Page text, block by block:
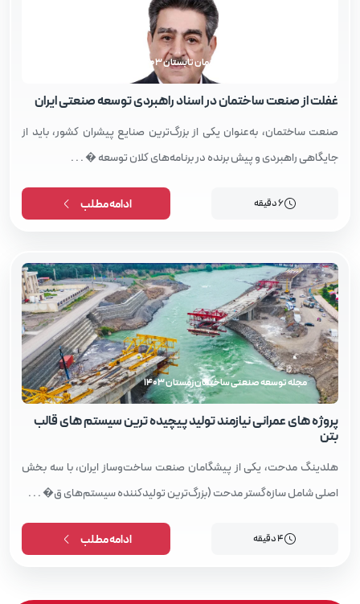
مجله توسعه صنعتی ساختمان تابستان 1403
غفلت از صنعت ساختمان در اسناد راهبردی توسعه صنعتی ایران
صنعت ساختمان، به‌عنوان یکی از بزرگ‌ترین صنایع پیشران کشور، باید از
جایگاهی راهبردی و پیش برنده در برنامه‌های کلان توسعه � . . .
6 دقیقه ادامه مطلب
مجله توسعه صنعتی ساختمان زمستان 1403
پروژه‌ های عمرانی نیازمند تولید پیچیده‌ ترین سیستم‌ های قالب
بتن
هلدینگ مدحت، یکی از پیشگامان صنعت ساخت‌وساز ایران، با سه بخش
اصلی شامل سازه‌گستر مدحت (بزرگ‌ترین تولیدکننده سیستم‌های ق� . . .
4 دقیقه ادامه مطلب